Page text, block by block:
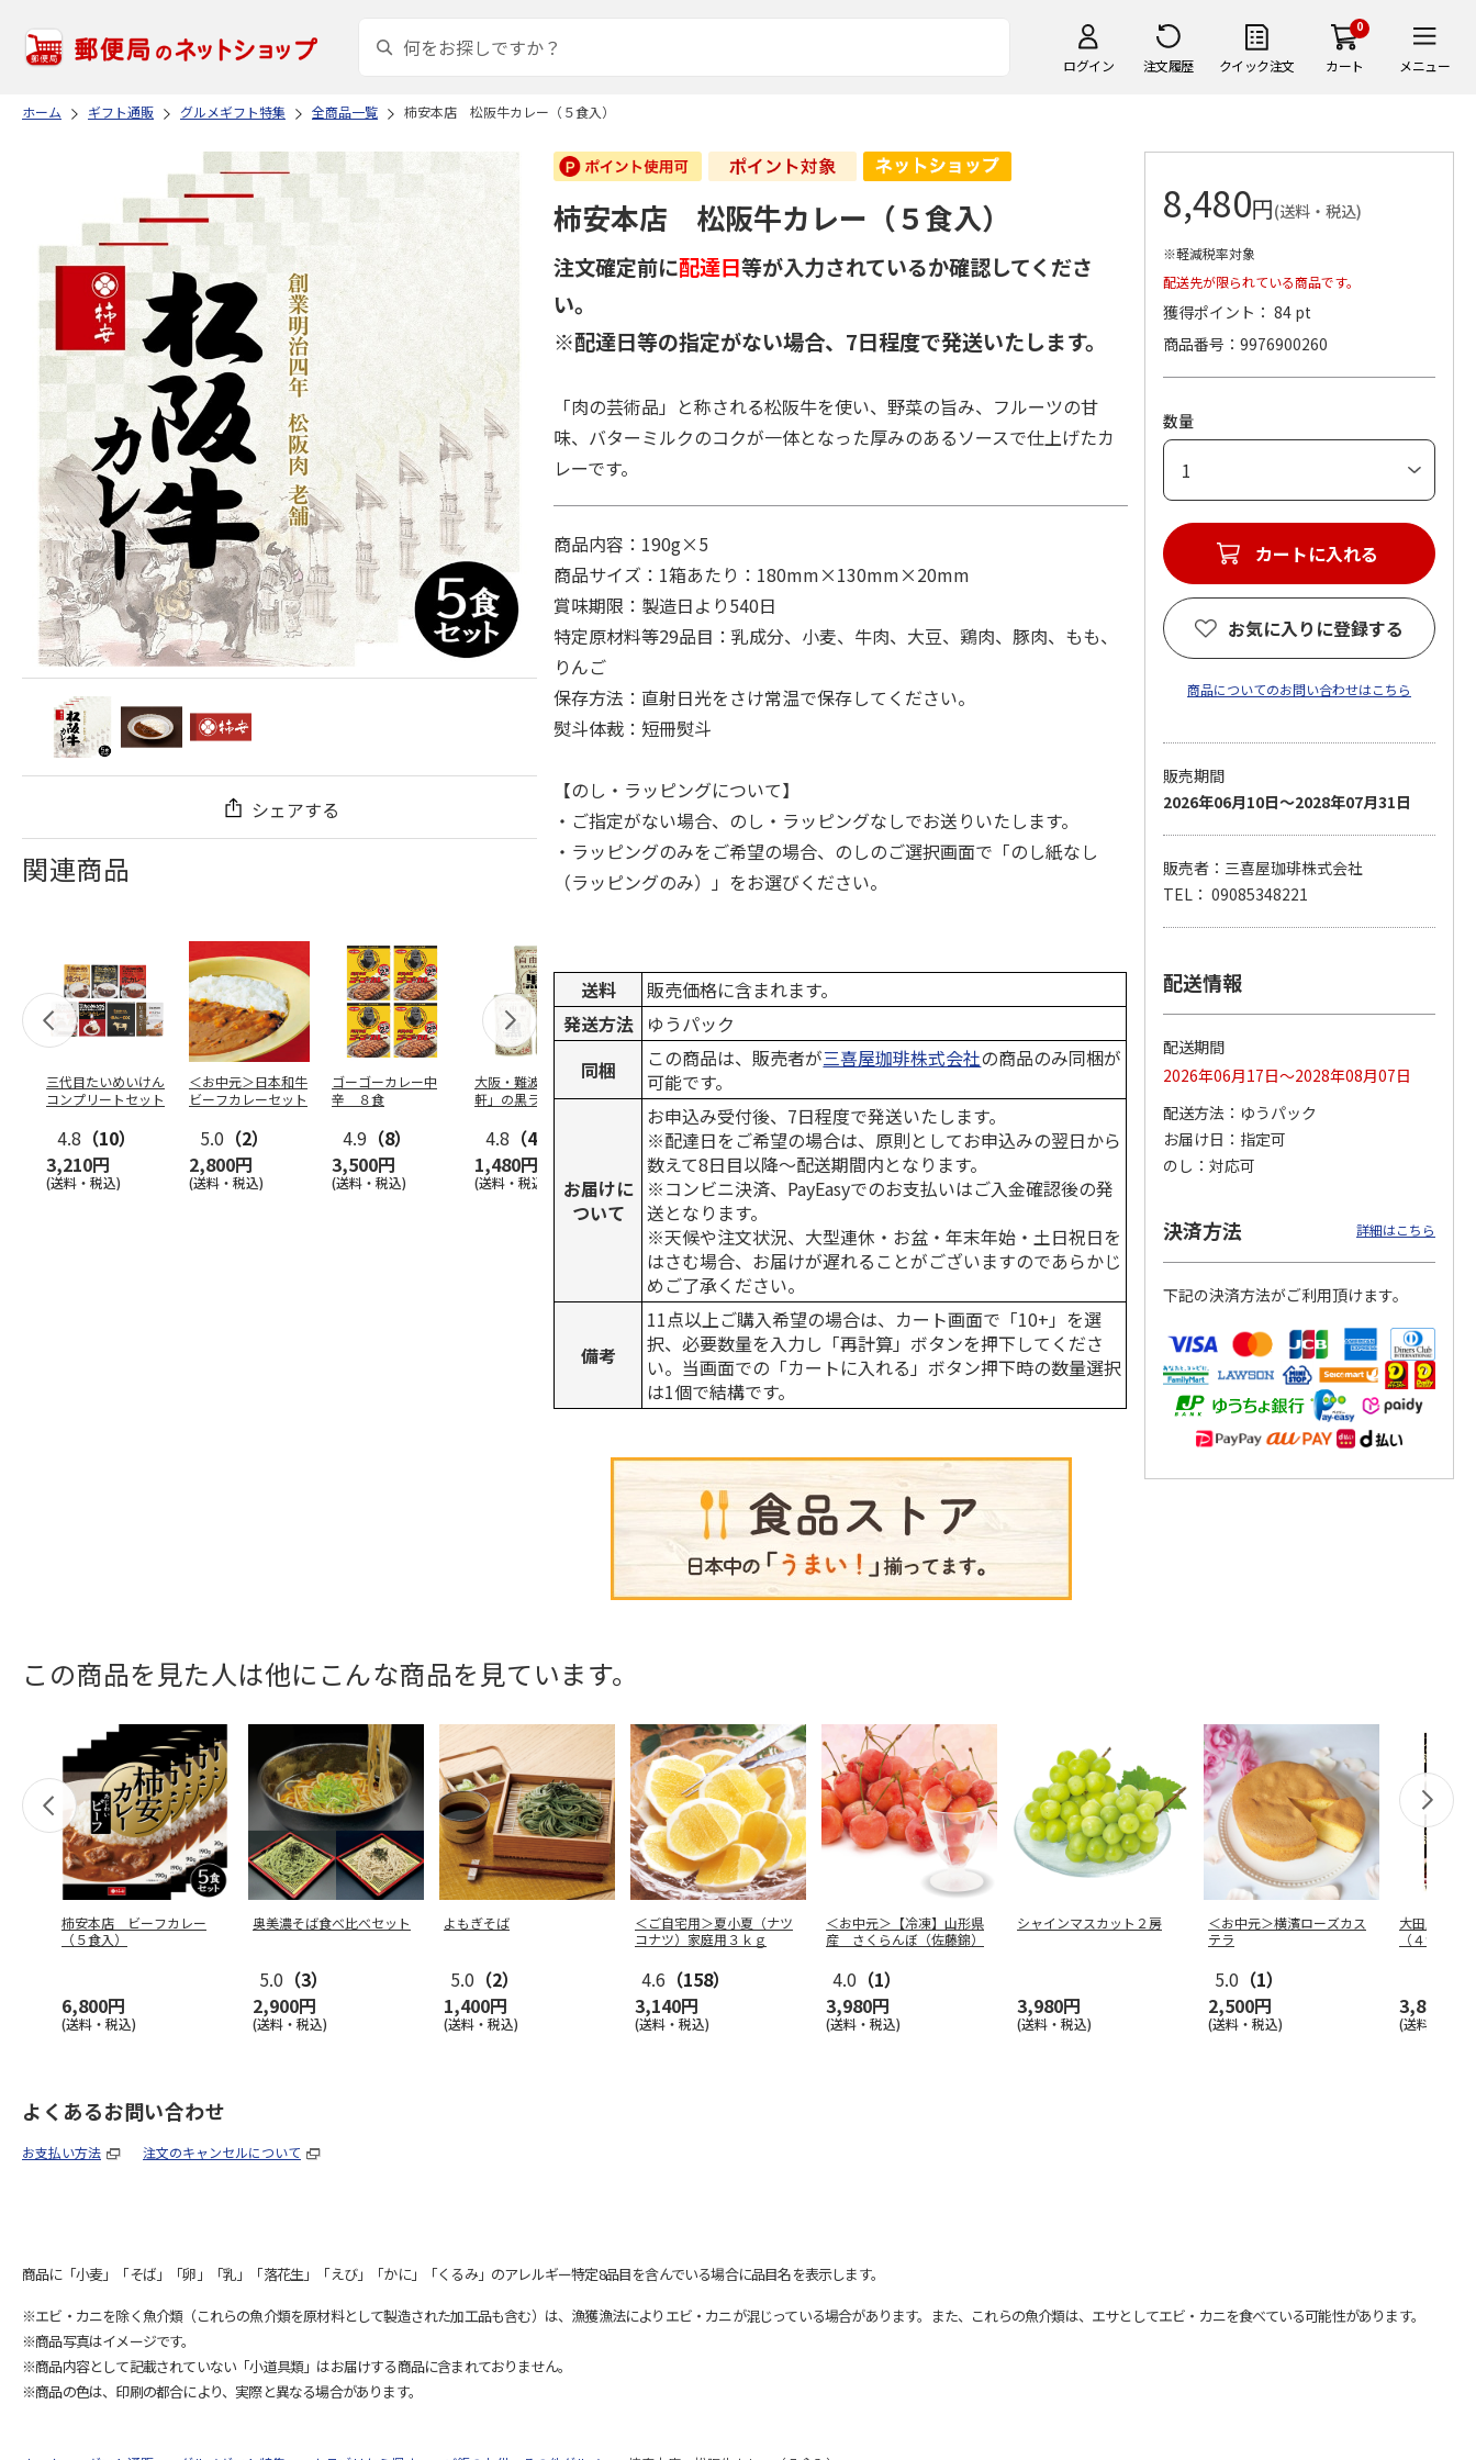
ログイン 注文履歴 クイック注文
0
カート メニュー
ホーム ギフト通販 グルメギフト特集 全商品一覧 柿安本店 松阪牛カレー（５食入）
シェアする
関連商品
三代目たいめいけん
コンプリートセット
4.8 （10）
3,210円
(送料・税込)
＜お中元＞日本和牛
ビーフカレーセット
5.0 （2）
2,800円
(送料・税込)
ゴーゴーカレー中
辛 ８食
4.9 （8）
3,500円
(送料・税込)
大阪・難波 「自由
軒」の黒ラベルカレ
4.8 （4）
1,480円
(送料・税込)
牛たんカレー ３食
4.5（2）
1,500円
(送料・税込)
ーフカレー甘口 Ａ
（４食）
4.2（5）
1,000円
(送料・税込)
ー Ｂ（６食）
3.3 （3）
2,980円
(送料・税込)
カレー ４食
4.8（5）
(送料・税込)
ぜいたく牛すじカレ
4.5 （2）
1,500円
大阪・難波 「自由
柿安本店 松阪牛カレー（５食入）
注文確定前に配達日等が入力されているか確認してくださ
い。
※配達日等の指定がない場合、7日程度で発送いたします。
「肉の芸術品」と称される松阪牛を使い、野菜の旨み、フルーツの甘
味、バターミルクのコクが一体となった厚みのあるソースで仕上げたカ
レーです。
商品内容：190g×5
商品サイズ：1箱あたり：180mm×130mm×20mm
賞味期限：製造日より540日
特定原材料等29品目：乳成分、小麦、牛肉、大豆、鶏肉、豚肉、もも、
りんご
保存方法：直射日光をさけ常温で保存してください。
熨斗体裁：短冊熨斗
【のし・ラッピングについて】
・ご指定がない場合、のし・ラッピングなしでお送りいたします。
・ラッピングのみをご希望の場合、のしのご選択画面で「のし紙なし
（ラッピングのみ）」をお選びください。
送料
販売価格に含まれます。
発送方法 ゆうパック
同梱
この商品は、販売者が三喜屋珈琲株式会社の商品のみ同梱が
可能です。
お届けに
ついて
お申込み受付後、7日程度で発送いたします。
※配達日をご希望の場合は、原則としてお申込みの翌日から
数えて8日目以降～配送期間内となります。
※コンビニ決済、PayEasyでのお支払いはご入金確認後の発
送となります。
※天候や注文状況、大型連休・お盆・年末年始・土日祝日を
はさむ場合、お届けが遅れることがございますのであらかじ
めご了承ください。
備考
11点以上ご購入希望の場合は、カート画面で「10+」を選
択、必要数量を入力し「再計算」ボタンを押下してくださ
い。当画面での「カートに入れる」ボタン押下時の数量選択
は1個で結構です。
8,480円(送料・税込)
※軽減税率対象
配送先が限られている商品です。
獲得ポイント： 84 pt
商品番号
9976900260
数量
お気に入りに登録する
商品についてのお問い合わせはこちら
販売期間
2026年06月10日～2028年07月31日
販売者：三喜屋珈琲株式会社
TEL： 09085348221
配送情報
配送期間
2026年06月17日～2028年08月07日
配送方法
ゆうパック
お届け日
指定可
のし
対応可
決済方法 詳細はこちら
下記の決済方法がご利用頂けます。
この商品を見た人は他にこんな商品を見ています。
柿安本店 ビーフカレー
（５食入）
6,800円
(送料・税込)
奥美濃そば食べ比べセット
5.0 （3）
2,900円
(送料・税込)
よもぎそば
5.0 （2）
1,400円
(送料・税込)
＜ご自宅用＞夏小夏（ナツ
コナツ）家庭用３ｋｇ
4.6 （158）
3,140円
(送料・税込)
＜お中元＞【冷凍】山形県
産 さくらんぼ（佐藤錦）
4.0 （1）
3,980円
(送料・税込)
シャインマスカット２房
3,980円
(送料・税込)
＜お中元＞横濱ローズカス
テラ
5.0 （1）
2,500円
(送料・税込)
大田原牛濃
（４食）
3,800円
(送料・税込)
よくあるお問い合わせ
お支払い方法 注文のキャンセルについて
商品に「小麦」「そば」「卵」「乳」「落花生」「えび」「かに」「くるみ」のアレルギー特定8品目を含んでいる場合に品目名を表示します。
※エビ・カニを除く魚介類（これらの魚介類を原材料として製造された加工品も含む）は、漁獲漁法によりエビ・カニが混じっている場合があります。また、これらの魚介類は、エサとしてエビ・カニを食べている可能性があります。
※商品写真はイメージです。
※商品内容として記載されていない「小道具類」はお届けする商品に含まれておりません。
※商品の色は、印刷の都合により、実際と異なる場合があります。